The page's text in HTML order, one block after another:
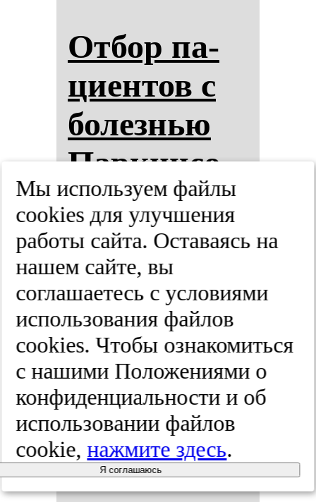
От­бор па­
ци­ен­тов с
бо­лез­нью
Пар­кин­со­
на на ин­
тер­вен­ци­
он­ные ме­
то­ды ле­че­
ния: об­зор
су­щес­тву­
ющих
инстру­мен­
Мы используем файлы
cооkies для улучшения
работы сайта. Оставаясь на
нашем сайте, вы
соглашаетесь с условиями
использования файлов
cооkies. Чтобы ознакомиться
с нашими Положениями о
конфиденциальности и об
использовании файлов
cookie,нажмите здесь.
Я соглашаюсь